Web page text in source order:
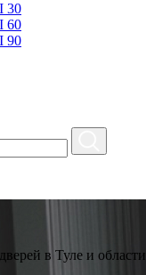
30
60
90
в Туле и области